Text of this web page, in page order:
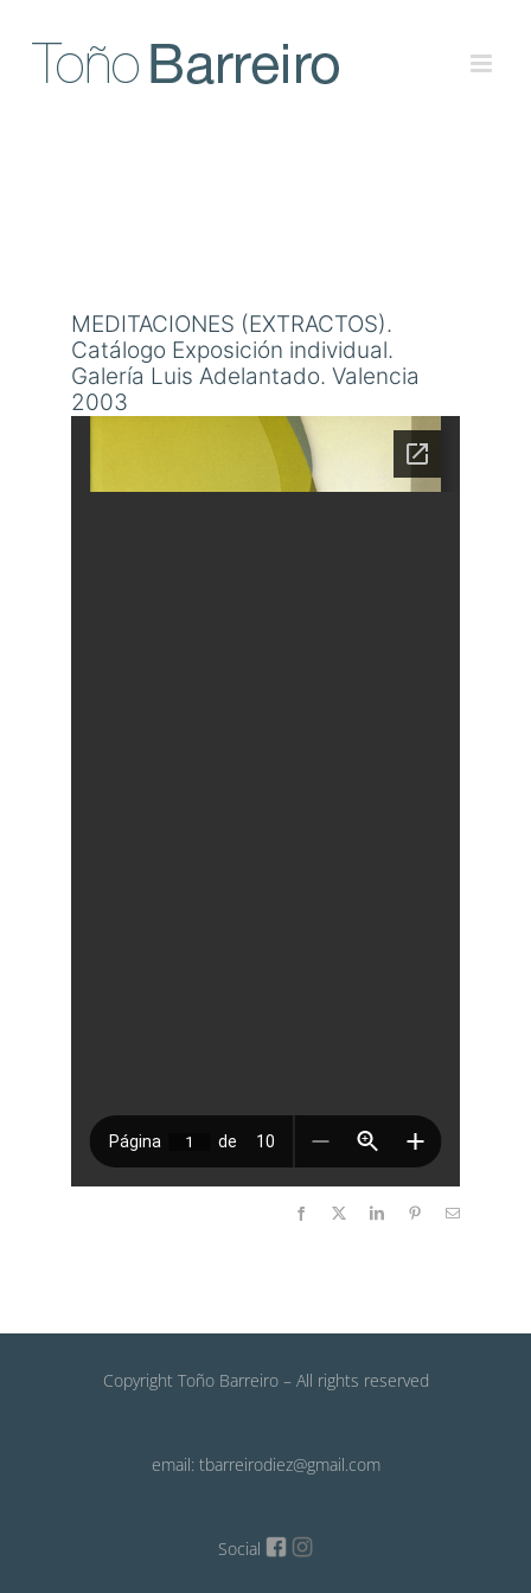
MEDITACIONES (EXTRACTOS).
Catálogo Exposición individual.
Galería Luis Adelantado. Valencia
2003
Facebook LinkedInPinterestEmail
Copyright Toño Barreiro – All rights reserved
email: tbarreirodiez@gmail.com
Social